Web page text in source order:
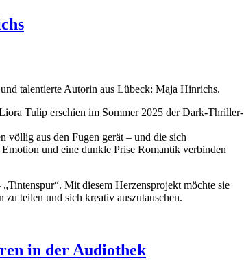
talentierte Autorin aus Lübeck: Maja Hinrichs.
Tulip erschien im Sommer 2025 der Dark-Thriller-
völlig aus den Fugen gerät – und die sich
und eine dunkle Prise Romantik verbinden
Mit diesem Herzensprojekt möchte sie
teilen und sich kreativ auszutauschen.
in der Audiothek